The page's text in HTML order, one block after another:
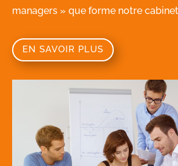
managers » que forme notre
EN SAVOIR PLUS